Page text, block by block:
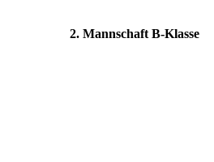
2. Mannschaft B-Klasse